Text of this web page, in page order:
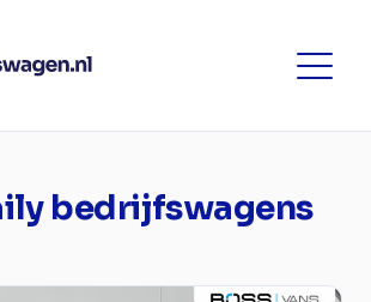
bedrijfswagens